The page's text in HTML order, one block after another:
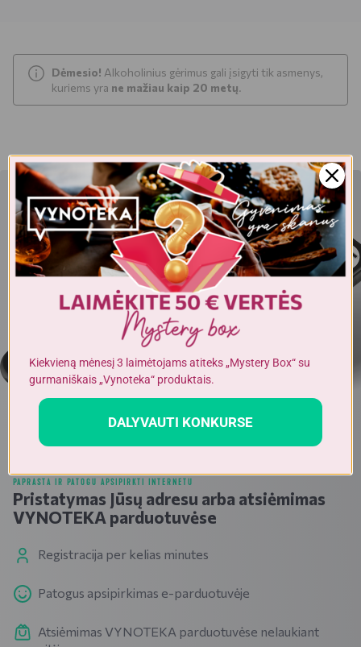
Dėmesio! Alkoholinius gėrimus gali įsigyti tik asmenys,
kuriems yra ne mažiau kaip 20 metų.
PAPRASTA IR PATOGU APSIPIRKTI INTERNETU
Pristatymas Jūsų adresu arba atsiėmimas
VYNOTEKA parduotuvėse
Registracija per kelias minutes
Patogus apsipirkimas e-parduotuvėje
Atsiėmimas VYNOTEKA parduotuvėse nelaukiant
Kiekvieną mėnesį 3 laimėtojams atiteks „Mystery Box“ su
gurmaniškais „Vynoteka“ produktais.
DALYVAUTI KONKURSE